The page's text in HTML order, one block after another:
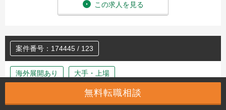
この求人を見る
案件番号：174445 / 123
海外展開あり 大手・上場
統合マーケティング室主任～課長代理クラス
無料転職相談